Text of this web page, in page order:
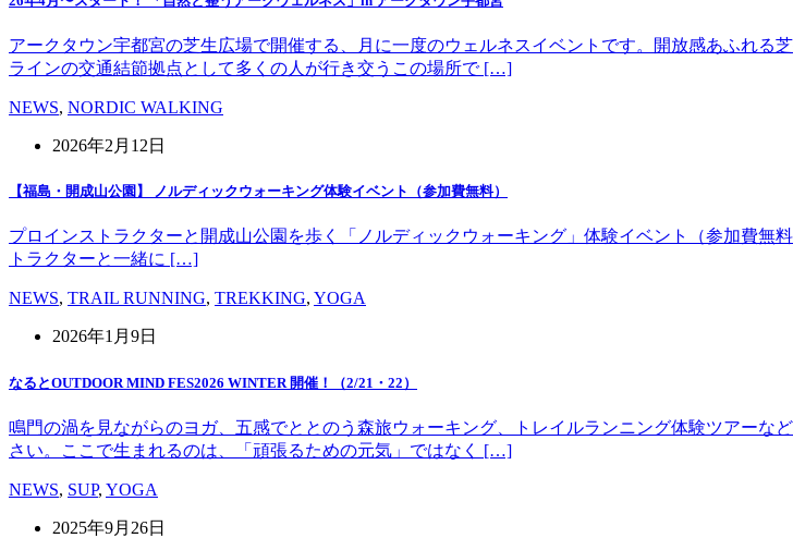
アークタウン宇都宮の芝生広場で開催する、月に一度のウェルネスイベントです。開放感あふれ
ラインの交通結節拠点として多くの人が行き交うこの場所で […]
NEWS, NORDIC WALKING
2026年2月12日
【福島・開成山公園】 ノルディックウォーキング体験イベント（参加費無料）
プロインストラクターと開成山公園を歩く「ノルディックウォーキング」体験イベント（参加費無
トラクターと一緒に […]
NEWS, TRAIL RUNNING, TREKKING, YOGA
2026年1月9日
なるとOUTDOOR MIND FES2026 WINTER 開催！（2/21・22）
鳴門の渦を見ながらのヨガ、五感でととのう森旅ウォーキング、トレイルランニング体験ツアー
さい。ここで生まれるのは、「頑張るための元気」ではなく […]
NEWS, SUP, YOGA
2025年9月26日